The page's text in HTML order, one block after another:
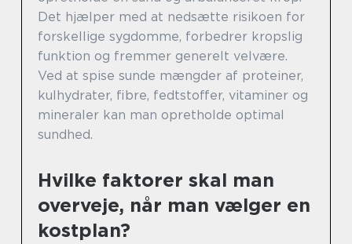
Det hjælper med at nedsætte risikoen for
forskellige sygdomme, forbedrer kropslig
funktion og fremmer generelt velvære.
Ved at spise sunde mængder af proteiner,
kulhydrater, fibre, fedtstoffer, vitaminer og
mineraler kan man opretholde optimal
sundhed.
Hvilke faktorer skal man
overveje, når man vælger en
kostplan?